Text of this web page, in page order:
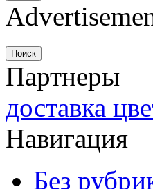
Партнеры
доставка
Навигация
Без